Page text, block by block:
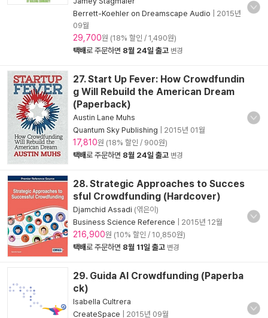
Berrett-Koehler on Dreamscape Audio
2015년
09월
29,700원 (18% 할인 / 1,490원)
택배로 주문하면 8월 24일 출고 변경
27. Start Up Fever: How Crowdfundin
g Will Rebuild the American Dream
(Paperback)
Austin Lane Muhs
Quantum Sky Publishing
2015년 01월
17,810원 (18% 할인 / 900원)
택배로 주문하면 8월 24일 출고 변경
28. Strategic Approaches to Succes
sful Crowdfunding (Hardcover)
Djamchid Assadi (엮은이)
Business Science Reference
2015년 12월
216,900원 (10% 할인 / 10,850원)
택배로 주문하면 8월 11일 출고 변경
29. Guida Al Crowdfunding (Paperba
ck)
Isabella Cultrera
CreateSpace
2015년 09월